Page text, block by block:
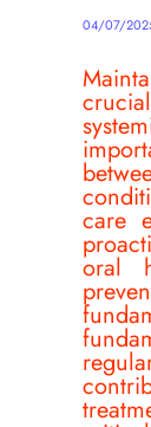
04/07/
care
oral